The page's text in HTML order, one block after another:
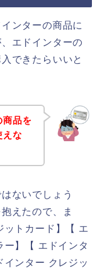
ンターの商品に
エドインターの
できたらいいと
商品を
えな
ないでしょう
えたので、ま
ットカード】【 エ
】【 エドインタ
ンター クレジッ